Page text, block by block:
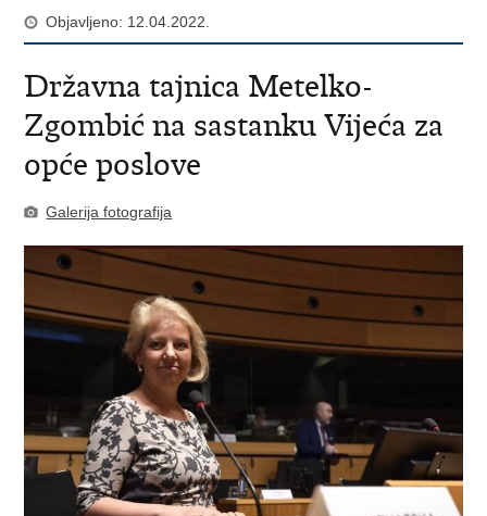
Objavljeno: 12.04.2022.
Državna tajnica Metelko-
Zgombić na sastanku Vijeća za
opće poslove
Galerija fotografija